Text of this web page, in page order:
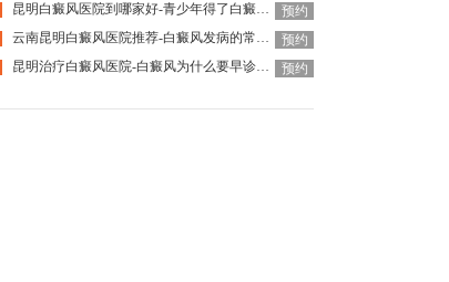
昆明白癜风医院到哪家好-青少年得了白癜风该怎么科学治疗呢
预约
云南昆明白癜风医院推荐-白癜风发病的常见诱因是什么
预约
昆明治疗白癜风医院-白癜风为什么要早诊早治 预约